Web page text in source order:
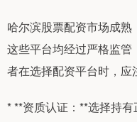
哈尔滨股票配资市场成熟
这些平台均经过严格监
者在选择配资平台时，应
* **资质认证：**选择持有